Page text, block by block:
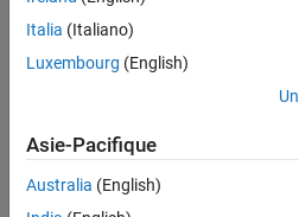
Italia (Italiano)
Luxembourg (English)
Asie-Pacifique
Australia (English)